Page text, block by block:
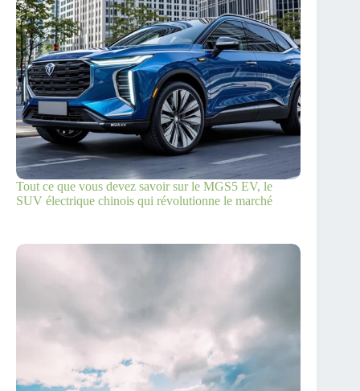
Tout ce que vous devez savoir sur le MGS5 EV, le
SUV électrique chinois qui révolutionne le marché